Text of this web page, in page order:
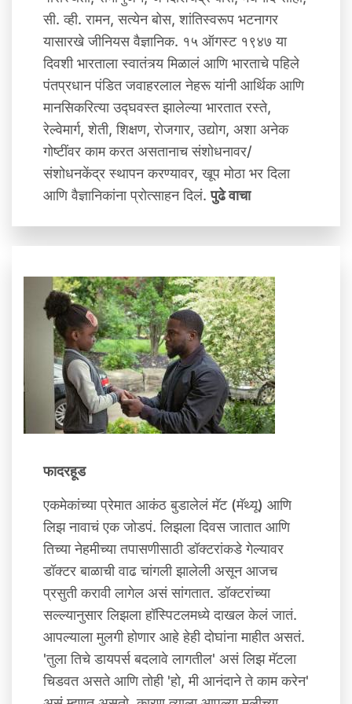
सी. व्‍ही. रामन, सत्येन बोस, शांतिस्वरूप भटनागर
यासारखे जीनियस वैज्ञानिक. १५ ऑगस्ट १९४७ या
दिवशी भारताला स्वातंत्र्य मिळालं आणि भारताचे पहिले
पंतप्रधान पंडित जवाहरलाल नेहरू यांनी आर्थिक आणि
मानसिकरित्या उद्घवस्त झालेल्या भारतात रस्ते,
रेल्वेमार्ग, शेती, शिक्षण, रोजगार, उद्योग, अशा अनेक
गोष्टींवर काम करत असतानाच संशोधनावर/
संशोधनकेंद्र स्थापन करण्यावर, खूप मोठा भर दिला
आणि वैज्ञानिकांना प्रोत्साहन दिलं.पुढे वाचा
फादरहूड
एकमेकांच्या प्रेमात आकंठ बुडालेलं मॅट (मॅथ्यू) आणि
लिझ नावाचं एक जोडपं. लिझला दिवस जातात आणि
तिच्या नेहमीच्या तपासणीसाठी डॉक्टरांकडे गेल्यावर
डॉक्टर बाळाची वाढ चांगली झालेली असून आजच
प्रसुती करावी लागेल असं सांगतात. डॉक्टरांच्या
सल्ल्यानुसार लिझला हॉस्पिटलमध्ये दाखल केलं जातं.
आपल्याला मुलगी होणार आहे हेही दोघांना माहीत असतं.
'तुला तिचे डायपर्स बदलावे लागतील' असं लिझ मॅटला
चिडवत असते आणि तोही 'हो, मी आनंदाने ते काम करेन'